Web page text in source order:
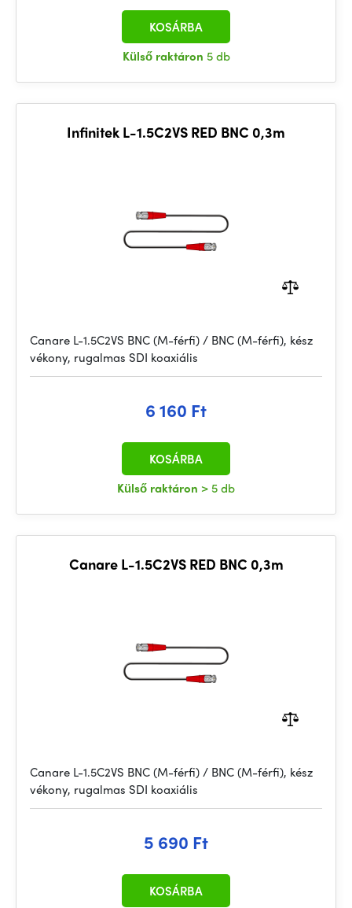
Külső raktáron 5 db
KOSÁRBA
Infinitek L-1.5C2VS RED BNC 0,3m
Canare L-1.5C2VS BNC (M-férfi) / BNC (M-férfi), kész
vékony, rugalmas SDI koaxiális
6 160 Ft
Külső raktáron > 5 db
KOSÁRBA
Canare L-1.5C2VS RED BNC 0,3m
Canare L-1.5C2VS BNC (M-férfi) / BNC (M-férfi), kész
vékony, rugalmas SDI koaxiális
5 690 Ft
KOSÁRBA